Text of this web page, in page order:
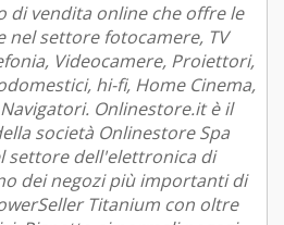
di vendita online che offre le
settore fotocamere, TV
Videocamere, Proiettori,
hi-fi, Home Cinema,
Onlinestore.it è il
società Onlinestore Spa
settore dell'elettronica di
dei negozi più importanti di
Titanium con oltre